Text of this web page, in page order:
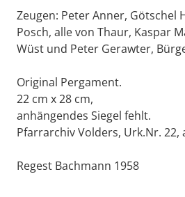
Zeugen: Peter Anner, Götschel
Posch, alle von Thaur, Kaspar
Wüst und Peter Gerawter,
Original Pergament.
22 cm x 28 cm,
anhängendes Siegel fehlt.
Pfarrarchiv Volders, Urk.Nr. 22,
Regest Bachmann 1958